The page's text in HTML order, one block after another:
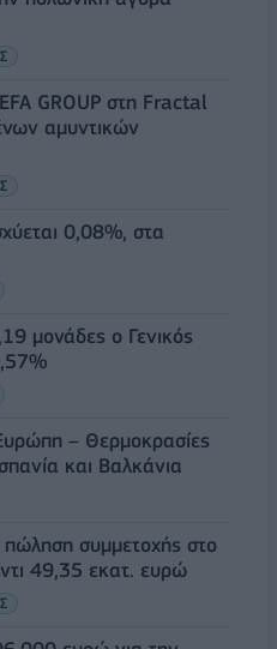
GROUP στη Fractal
αμυντικών
0,08%, στα
μονάδες ο Γενικός
– Θερμοκρασίες
και Βαλκάνια
συμμετοχής στο
49,35 εκατ. ευρώ